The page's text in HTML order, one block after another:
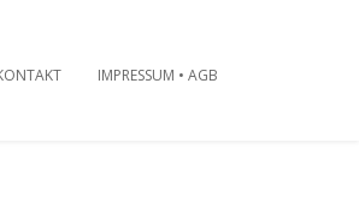
IMPRESSUM • AGB